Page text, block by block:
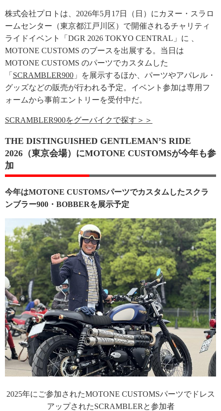
株式会社プロトは、2026年5月17日（日）にカヌー・スラロ
ームセンター（東京都江戸川区）で開催されるチャリティ
ライドイベント「DGR 2026 TOKYO CENTRAL」に 、
MOTONE CUSTOMS のブースを出展する。当日は
MOTONE CUSTOMS のパーツでカスタムした
「 SCRAMBLER900 」を展示するほか、パーツやアパレル・
グッズなどの販売が行われる予定。イベント参加は専用フ
ォームから事前エントリーを受付中だ。
SCRAMBLER900をグーバイクで探す＞＞
THE DISTINGUISHED GENTLEMAN’S RIDE
2026（東京会場）にMOTONE CUSTOMSが今年も参
加
今年はMOTONE CUSTOMSパーツでカスタムしたスクラ
ンブラー900・BOBBERを展示予定
2025年にご参加されたMOTONE CUSTOMSパーツでドレス
アップされたSCRAMBLERと参加者